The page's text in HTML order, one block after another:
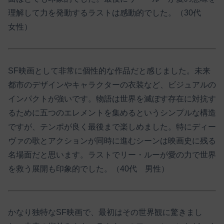
理解して力を発動するラストは感動的でした。（30代
女性）
SF映画として非常に個性的な作品だと感じました。未来
都市のデザインやキャラクターの衣装など、ビジュアルの
インパクトが強いです。物語は世界を滅ぼす存在に対抗す
るために五つのエレメントを集めるというシンプルな構造
ですが、テンポが良く最後まで楽しめました。特にディー
ヴァの歌とアクションが同時に進むシーンは映画史に残る
名場面だと思います。ラストでリー・ルーが愛の力で世界
を救う展開も印象的でした。（40代 男性）
かなり独特なSF映画で、最初はその世界観に驚きまし